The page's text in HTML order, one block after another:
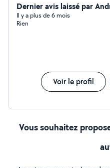
contacter en cas de
Dernier avis laissé par
Il y a plus de 6 mois
Rien
Voir le profil
Vous souhaitez